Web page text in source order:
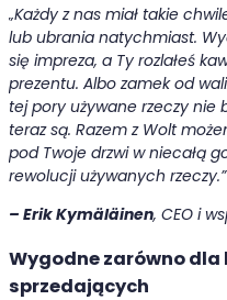
„Każdy z nas miał takie
lub ubrania natychmiast.
się impreza, a Ty rozlałeś
prezentu. Albo zamek od
tej pory używane rzeczy nie
teraz są. Razem z Wolt
pod Twoje drzwi w niecałą
rewolucji używanych rzeczy.”
– Erik Kymäläinen, CEO i
Wygodne zarówno dla
sprzedających